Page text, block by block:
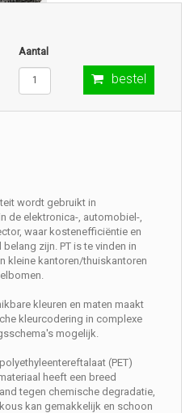
Aantal
bestel
wordt gebruikt in
de elektronica-, automobiel-,
waar kostenefficiëntie en
zijn. PT is te vinden in
kleine kantoren/thuiskantoren
kleuren en maten maakt
kleurcodering in complexe
mogelijk.
(PET)
heeft een breed
tegen chemische degradatie,
kan gemakkelijk en schoon